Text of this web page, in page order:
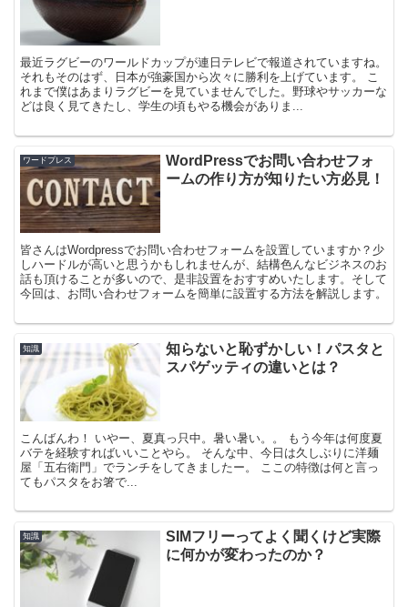
最近ラグビーのワールドカップが連日テレビで報道されていますね。
それもそのはず、日本が強豪国から次々に勝利を上げています。 こ
れまで僕はあまりラグビーを見ていませんでした。野球やサッカーな
どは良く見てきたし、学生の頃もやる機会がありま...
ワードプレス
WordPressでお問い合わせフォ
ームの作り方が知りたい方必見！
皆さんはWordpressでお問い合わせフォームを設置していますか？少
しハードルが高いと思うかもしれませんが、結構色んなビジネスのお
話も頂けることが多いので、是非設置をおすすめいたします。そして
今回は、お問い合わせフォームを簡単に設置する方法を解説します。
知識
知らないと恥ずかしい！パスタと
スパゲッティの違いとは？
こんばんわ！ いやー、夏真っ只中。暑い暑い。。 もう今年は何度夏
バテを経験すればいいことやら。 そんな中、今日は久しぶりに洋麺
屋「五右衛門」でランチをしてきましたー。 ここの特徴は何と言っ
てもパスタをお箸で...
知識
SIMフリーってよく聞くけど実際
に何かが変わったのか？